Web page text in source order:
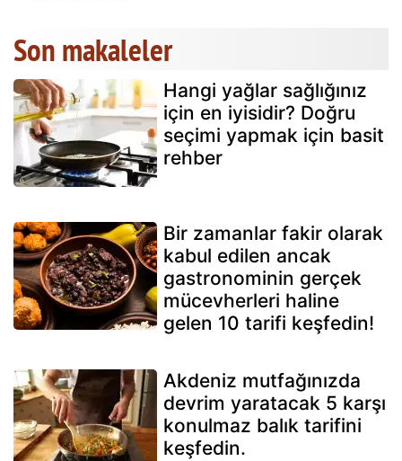
Son makaleler
Hangi yağlar sağlığınız
için en iyisidir? Doğru
seçimi yapmak için basit
rehber
Bir zamanlar fakir olarak
kabul edilen ancak
gastronominin gerçek
mücevherleri haline
gelen 10 tarifi keşfedin!
Akdeniz mutfağınızda
devrim yaratacak 5 karşı
konulmaz balık tarifini
keşfedin.